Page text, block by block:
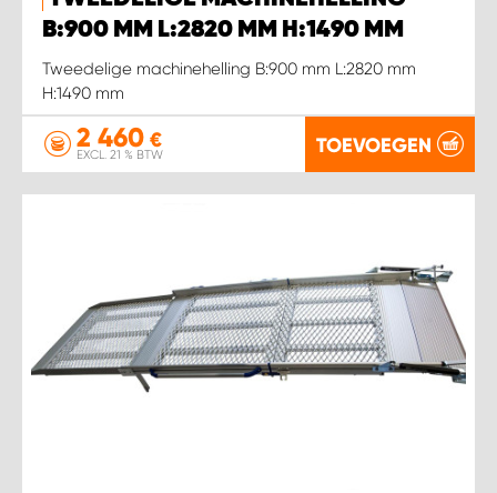
B:900 MM L:2820 MM H:1490 MM
Tweedelige machinehelling B:900 mm L:2820 mm
H:1490 mm
2 460 €
EXCL. 21 % BTW TOEVOEGEN
WORK SYSTEM KOOTWIJKERBROEK
WORK SYSTEM NIEUWERKERK AAN DEN IJSSEL
WORK SYSTEM OOSTERHOUT